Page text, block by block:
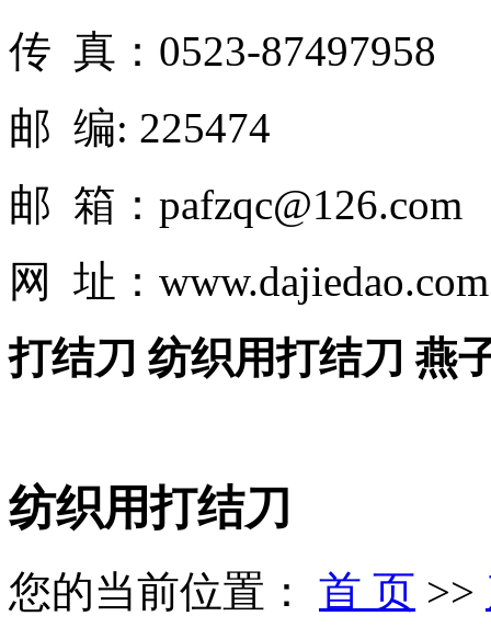
传 真：0523-87497958
邮 编: 225474
邮 箱：pafzqc@126.com
网 址：
打结刀 纺织用打结刀 燕
纺织用打结刀
您的当前位置： 首 页 >>